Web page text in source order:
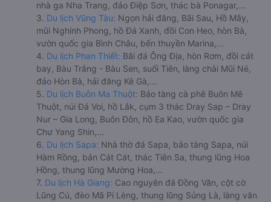
nhà ga Nha Trang, đảo Điệp Sơn, thác bà Ponagar,...
3. Du lịch Vũng Tàu: Ngọn hải đăng, Bãi Sau, Hồ Mây,
mũi Nghinh Phong, hồ Đá Xanh, đồi Con Heo, hòn Bà,
vườn quốc gia Bình Châu, bến thuyền Marina,...
4. Du lịch Phan Thiết: Bãi đá Ông Địa, hòn Rơm, đồi cát
bay, Bàu Trắng - Bàu Sen, suối Tiên, làng chài Mũi Né,
đảo Hòn Bà, hải đăng Kê Gà,...
5. Du lịch Buôn Ma Thuột: Bảo tàng cà phê Buôn Mê
Thuột, núi Đá Voi, hồ Lắk, cụm 3 thác Dray Sap – Dray
Nur – Gia Long, Buôn Đôn, hồ Ea Kao, vườn quốc gia
Chư Yang Shin,...
6. Du lịch Sapa: Nhà thờ đá Sapa, bảo tàng Sapa, núi
Hàm Rồng, bản Cát Cát, thác Tiên Sa, thung lũng Hoa
Hồng, thung lũng Mường Hoa,...
7. Du lịch Hà Giang: Cao nguyên đá Đồng Văn, cột cờ
Lũng Cú, đèo Mã Pí Lèng, thung lũng Sủng Là, làng văn